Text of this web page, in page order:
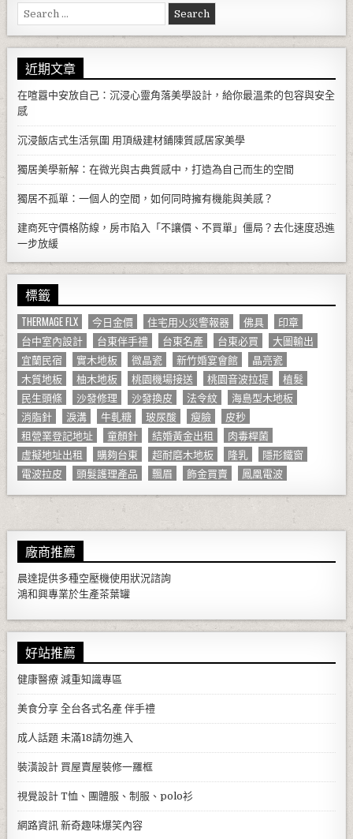
Search for:
近期文章
在喧囂中安放自己：沉浸心靈角落美學設計，給你最溫柔的包容與安全
感
沉浸飯店式生活氛圍 用頂級建材鋪陳質感居家美學
獨居美學新解：在微光與古典質感中，打造為自己而生的空間
獨居不孤單：一個人的空間，如何同時擁有機能與美感？
建商死守價格防線，房市陷入「不讓價、不買單」僵局？去化速度恐進
一步放緩
標籤
THERMAGE FLX 今日金價 住宅用火災警報器 佛具
印章
台中室內設計
台東伴手禮 台東名產 台東必買
大圖輸出
宜蘭民宿
實木地板 微晶瓷 新竹婚宴會館
晶亮瓷
木質地板
柚木地板 桃園機場接送 桃園音波拉提
植髮
民生頭條
沙發修理 沙發換皮 法令紋
海島型木地板
消脂針
淚溝 牛軋糖 玻尿酸 瘦臉
皮秒
租營業登記地址
童顏針 結婚黃金出租
肉毒桿菌
虛擬地址出租
購夠台東 超耐磨木地板 隆乳
隱形鐵窗
電波拉皮
頭髮護理產品 飄眉 飾金買賣 鳳凰電波
廠商推薦
晨達提供多種空壓機使用狀況諮詢
鴻和興專業於生產茶葉罐
好站推薦
健康醫療 減重知識專區
美食分享 全台各式名產 伴手禮
成人話題 未滿18請勿進入
裝潢設計 買屋賣屋裝修一羅框
視覺設計 T恤、團體服、制服、polo衫
網路資訊 新奇趣味爆笑內容